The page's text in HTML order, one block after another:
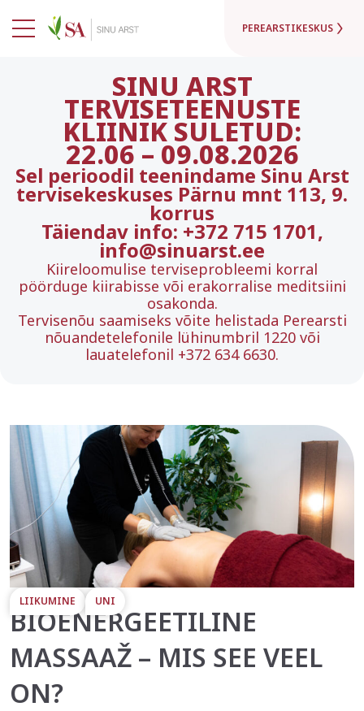
PEREARSTIKESKUS
SINU ARST
TERVISETEENUSTE
KLIINIK SULETUD:
22.06 – 09.08.2026
Sel perioodil teenindame Sinu Arst
tervisekeskuses Pärnu mnt 113, 9.
korrus
Täiendav info: +372 715 1701,
info@sinuarst.ee
Kiireloomulise terviseprobleemi korral
pöörduge kiirabisse või erakorralise meditsiini
osakonda.
Tervisenõu saamiseks võite helistada Perearsti
nõuandetelefonile lühinumbril 1220 või
lauatelefonil +372 634 6630.
LIIKUMINE UNI
BIOENERGEETILINE
MASSAAŽ – MIS SEE VEEL
ON?